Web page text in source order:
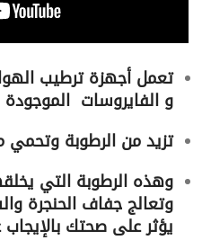
تعمل أجهزة ترطيب
و الفايروسات
تزيد من الرطوبة
وهذه الرطوبة التي
وتعالج جفاف ‏الحنجرة
يؤثر على صحتك بالإيجاب